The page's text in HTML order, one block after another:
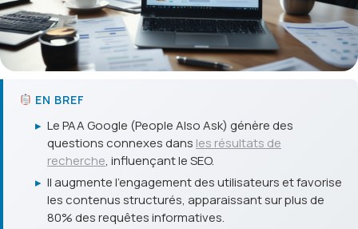
EN BREF
▸ Le PAA Google (People Also Ask) génère des
questions connexes dans les résultats de
recherche, influençant le SEO.
▸ Il augmente l'engagement des utilisateurs et favorise
les contenus structurés, apparaissant sur plus de
80% des requêtes informatives.